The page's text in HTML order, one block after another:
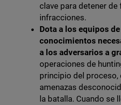
clave para detener
infracciones.
Dota a los equipos
conocimientos
a los adversarios a
operaciones de
principio del proceso,
amenazas
la batalla. Cuando se